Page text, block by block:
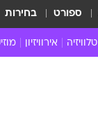
ספורט בחירות
טלוויזיה אירוויזיון